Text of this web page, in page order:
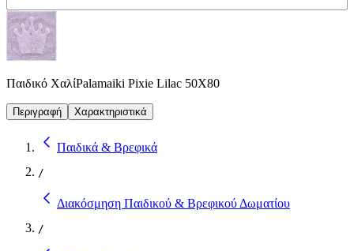
Παιδικό ΧαλίPalamaiki Pixie Lilac 50X80
Περιγραφή Χαρακτηριστικά
Παιδικά & Βρεφικά
/
Διακόσμηση Παιδικού & Βρεφικού Δωματίου
/